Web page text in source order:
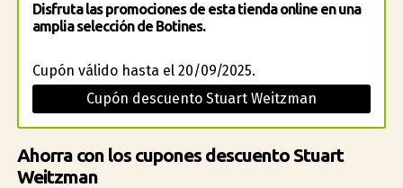
Disfruta las promociones de esta tienda online en una
amplia selección de Botines.
Cupón válido hasta el 20/09/2025.
Cupón descuento Stuart Weitzman
Ahorra con los cupones descuento Stuart
Weitzman